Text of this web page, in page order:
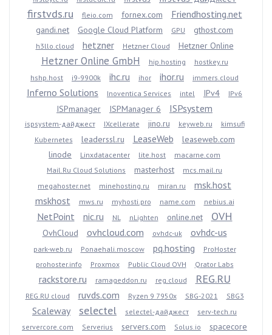
firstvds.ru fleio.com fornex.com Friendhosting.net
gandi.net Google Cloud Platform GPU gthost.com
h3llo.cloud hetzner Hetzner Cloud Hetzner Online
Hetzner Online GmbH hip.hosting
hostkey.ru
hshp.host
i9-9900k ihc.ru ihor ihor.ru immers.cloud
Inferno Solutions Inoventica Services intel IPv4 IPv6
ISPmanager ISPManager 6 ISPsystem
ispsystem-дайджест IXcellerate jino.ru keyweb.ru
kimsufi
Kubernetes
leaderssl.ru LeaseWeb
leaseweb.com
linode
Linxdatacenter lite.host
macarne.com
Mail.Ru Cloud Solutions
masterhost
mcs.mail.ru
megahoster.net
minehosting.ru miran.ru
msk.host
mskhost
mws.ru myhosti.pro name.com nebius.ai
NetPoint nic.ru NL nLighten online.net OVH
OvhCloud ovhcloud.com ovhdc-uk ovhdc-us
park-web.ru Ponaehali.moscow pq.hosting
ProHoster
prohoster.info
Proxmox Public Cloud OVH Qrator Labs
rackstore.ru ramageddon.ru reg.cloud REG.RU
REG.RU cloud ruvds.com Ryzen 9 7950x SBG-2021 SBG3
Scaleway selectel selectel-дайджест
serv-tech.ru
servercore.com
Serverius servers.com Solus.io spacecore